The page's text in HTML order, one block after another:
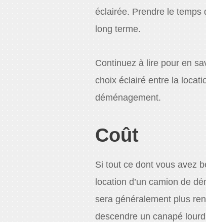
éclairée. Prendre le temps
long terme.
Continuez à lire pour en
choix éclairé entre la
déménagement.
Coût
Si tout ce dont vous avez
location d’un camion de
sera généralement plus
descendre un canapé